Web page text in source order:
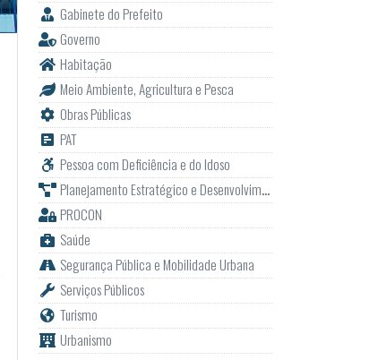
Gabinete do Prefeito
Governo
Habitação
Meio Ambiente, Agricultura e Pesca
Obras Públicas
PAT
Pessoa com Deficiência e do Idoso
Planejamento Estratégico e Desenvolvimento
PROCON
Saúde
Segurança Pública e Mobilidade Urbana
Serviços Públicos
Turismo
Urbanismo